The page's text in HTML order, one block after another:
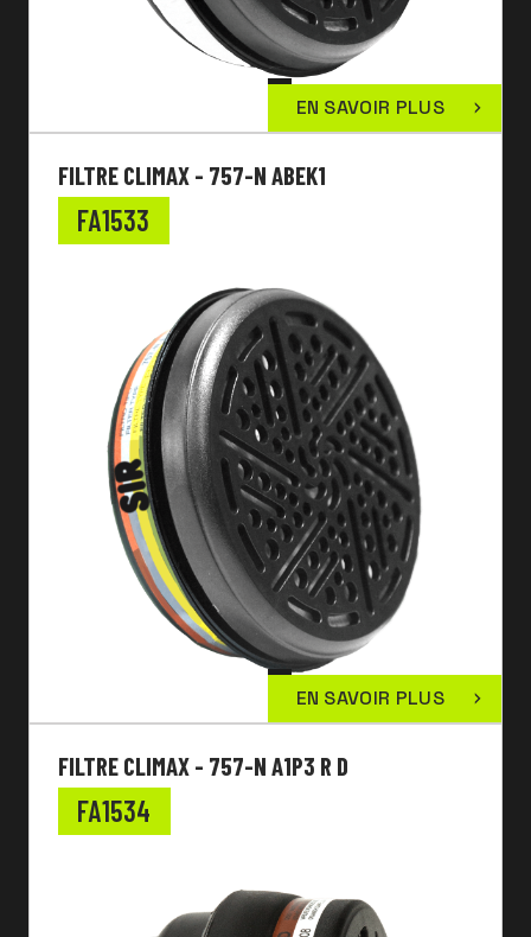
EN SAVOIR PLUS
FILTRE CLIMAX - 757-N ABEK1
FA1533
EN SAVOIR PLUS
FILTRE CLIMAX - 757-N A1P3 R D
FA1534